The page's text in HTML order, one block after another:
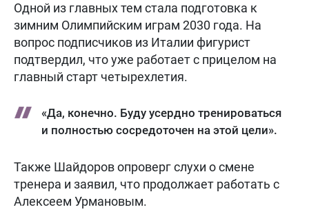
Одной из главных тем стала подготовка к
зимним Олимпийским играм 2030 года. На
вопрос подписчиков из Италии фигурист
подтвердил, что уже работает с прицелом на
главный старт четырехлетия.
«Да, конечно. Буду усердно тренироваться
и полностью сосредоточен на этой цели».
Также Шайдоров опроверг слухи о смене
тренера и заявил, что продолжает работать с
Алексеем Урмановым.